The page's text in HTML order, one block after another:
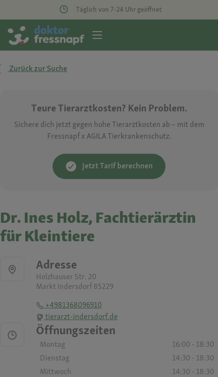
Täglich von 7-24 Uhr geöffnet
Zurück zur Suche
Teure Tierarztkosten? Kein Problem.
Sichere dich jetzt gegen hohe Tierarztkosten ab – mit dem
Fressnapf x AGILA Tierkrankenschutz.
Jetzt Tarif berechnen
Dr. Ines Holz, Fachtierärztin
für Kleintiere
Adresse
Holzhauser Str. 20
Markt Indersdorf 85229
+4981368096910
tierarzt-indersdorf.de
Öffnungszeiten
Montag
16:00 - 18:30
Dienstag
14:30 - 18:30
Mittwoch
14:30 - 18:30